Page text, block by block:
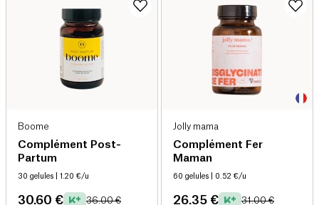
Boome
Complément Post-
Partum
30 gelules | 1.20 €/u
30.60 € 36.00 €
Jolly mama
Complément Fer
Maman
60 gelules | 0.52 €/u
26.35 € 31.00 €